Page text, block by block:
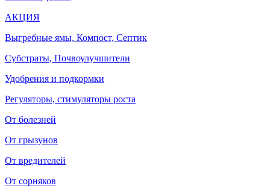
АКЦИЯ
Выгребные ямы, Компост, Септик
Субстраты, Почвоулучшители
Удобрения и подкормки
Регуляторы, стимуляторы роста
От болезней
От грызунов
От вредителей
От сорняков